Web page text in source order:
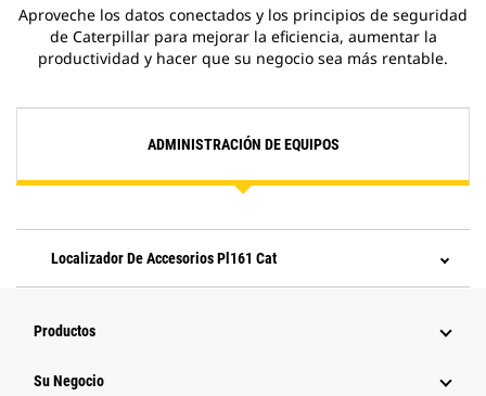
Aproveche los datos conectados y los principios de seguridad
de Caterpillar para mejorar la eficiencia, aumentar la
productividad y hacer que su negocio sea más rentable.
ADMINISTRACIÓN DE EQUIPOS
Localizador De Accesorios Pl161 Cat
Productos
Su Negocio